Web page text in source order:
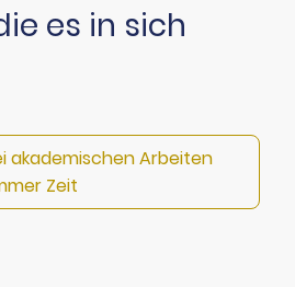
es in sich
akademischen Arbeiten
Zeit